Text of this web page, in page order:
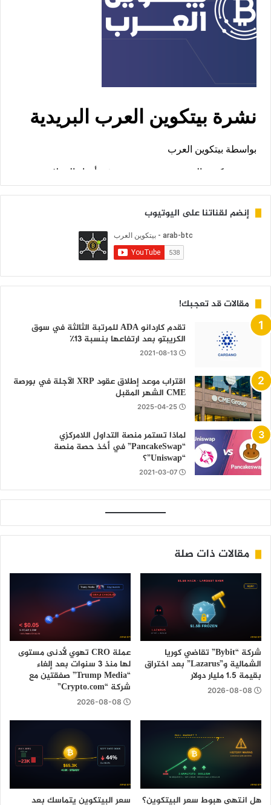
إنضم لقناتنا على اليوتيوب
مقالات قد تعجبك!
تقدم كاردانو ADA للمرتبة الثالثة في سوق
الكريبتو بعد ارتفاعها بنسبة 13٪
2021-08-13
اقتراب موعد إطلاق عقود XRP الآجلة في بورصة
CME الشهر المقبل
2025-04-25
لماذا تستمر منصة التداول اللامركزي
“PancakeSwap” في أخذ حصة منصة
“Uniswap”؟
2021-03-07
مقالات ذات صلة
شركة “Bybit” تقاضي كوريا
الشمالية و”Lazarus” بعد اختراق
بقيمة 1.5 مليار دولار
2026-08-08
عملة CRO تهوي لأدنى مستوى
لها منذ 3 سنوات بعد إلغاء
“Trump Media” صفقتين مع
شركة “Crypto.com”
2026-08-08
هل انتهى هبوط سعر البيتكوين؟ سعر البيتكوين يتماسك بعد